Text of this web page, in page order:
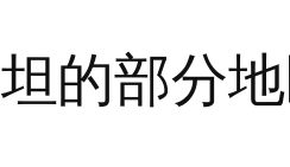
的部分